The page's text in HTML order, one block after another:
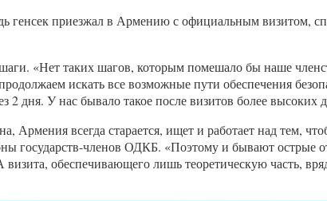
генсек приезжал в Армению с официальным визитом,
«Нет таких шагов, которым помешало бы наше
искать все возможные пути обеспечения
2 дня. У нас бывало такое после визитов более
Армения всегда старается, ищет и работает над тем,
государств-членов ОДКБ. «Поэтому и бывают
обеспечивающего лишь теоретическую часть,